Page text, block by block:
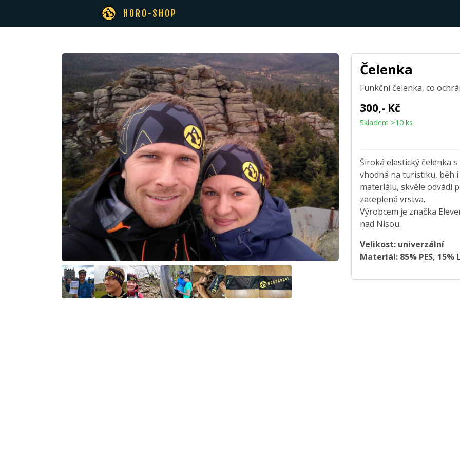
HORO-SHOP
Čelenka
Funkční čelenka, co
300,- Kč
Skladem >10 ks
Široká elastický čelenka
vhodná na turistiku, běh
materiálu, skvěle odvádí
zateplená vrstva.
Výrobcem je značka
nad Nisou.
Velikost: univerzální
Materiál: 85% PES, 15%